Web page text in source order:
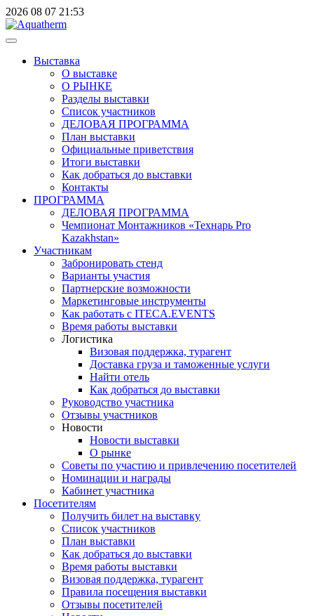
2026 08 07 21:53
Выставка
О выставке
О РЫНКЕ
Разделы выставки
Список участников
ДЕЛОВАЯ ПРОГРАММА
План выставки
Официальные приветствия
Итоги выставки
Как добраться до выставки
Контакты
ПРОГРАММА
ДЕЛОВАЯ ПРОГРАММА
Чемпионат Монтажников «Технарь Pro
Kazakhstan»
Участникам
Забронировать стенд
Варианты участия
Партнерские возможности
Маркетинговые инструменты
Как работать с ITECA.EVENTS
Время работы выставки
Логистика
Визовая поддержка, турагент
Доставка груза и таможенные услуги
Найти отель
Как добраться до выставки
Руководство участника
Отзывы участников
Новости
Новости выставки
О рынке
Советы по участию и привлечению посетителей
Номинации и награды
Кабинет участника
Посетителям
Получить билет на выставку
Список участников
План выставки
Как добраться до выставки
Время работы выставки
Визовая поддержка, турагент
Правила посещения выставки
Отзывы посетителей